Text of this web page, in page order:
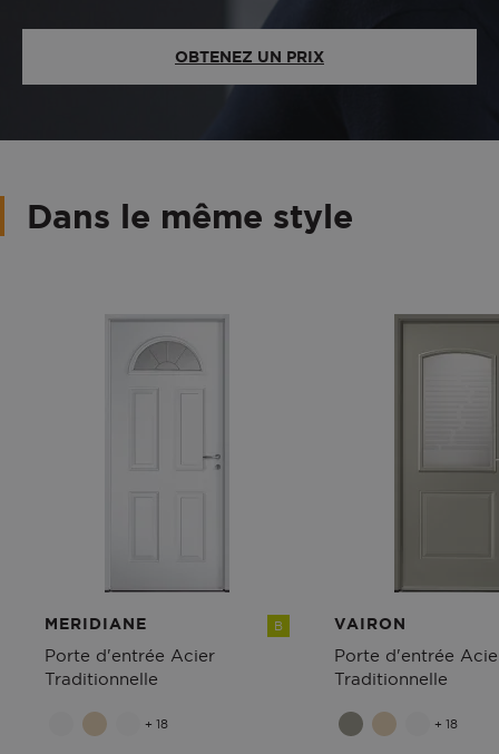
OBTENEZ UN PRIX
Dans le même style
MERIDIANE
Porte d'entrée Acier
Traditionnelle
B
+ 18
VAIRON
Porte d'entrée
Traditionnelle
+ 18